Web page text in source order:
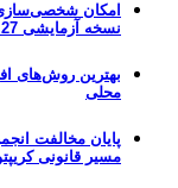
امکان
نسخه آزمایشی iOS 27 فراهم شد
بهترین روش‌های
محلی
مسیر قانونی